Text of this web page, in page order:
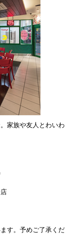
家族や友人とわいわ
す。予めご了承くだ